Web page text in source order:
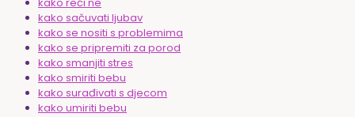
kako sačuvati ljubav
kako se nositi s problemima
kako se pripremiti za porod
kako smanjiti stres
kako smiriti bebu
kako surađivati s djecom
kako umiriti bebu